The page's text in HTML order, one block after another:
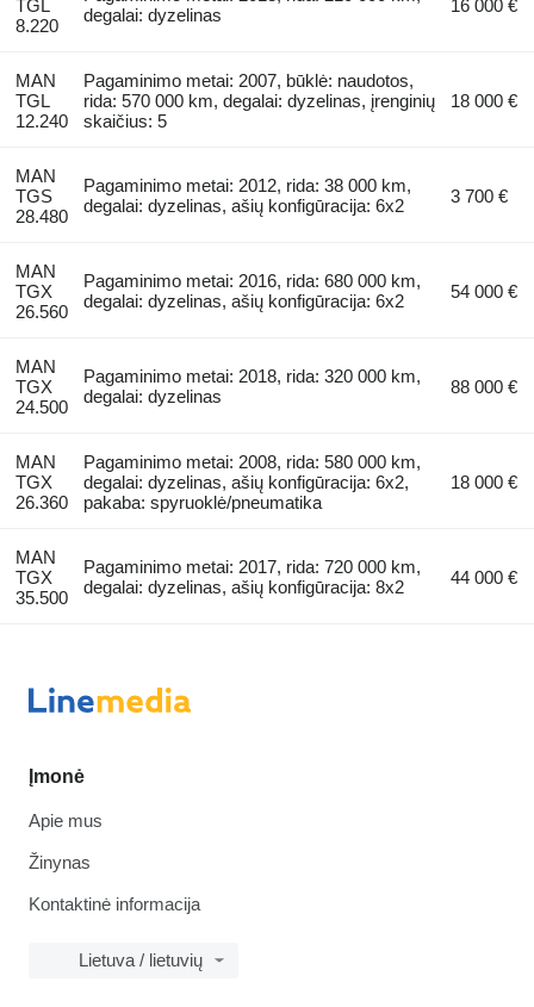
TGL
8.220
degalai: dyzelinas
16 000 €
MAN
TGL
12.240
Pagaminimo metai: 2007, būklė: naudotos,
rida: 570 000 km, degalai: dyzelinas, įrenginių
skaičius: 5
18 000 €
MAN
TGS
28.480
Pagaminimo metai: 2012, rida: 38 000 km,
degalai: dyzelinas, ašių konfigūracija: 6x2
3 700 €
MAN
TGX
26.560
Pagaminimo metai: 2016, rida: 680 000 km,
degalai: dyzelinas, ašių konfigūracija: 6x2
54 000 €
MAN
TGX
24.500
Pagaminimo metai: 2018, rida: 320 000 km,
degalai: dyzelinas
88 000 €
MAN
TGX
26.360
Pagaminimo metai: 2008, rida: 580 000 km,
degalai: dyzelinas, ašių konfigūracija: 6x2,
pakaba: spyruoklė/pneumatika
18 000 €
MAN
TGX
35.500
Pagaminimo metai: 2017, rida: 720 000 km,
degalai: dyzelinas, ašių konfigūracija: 8x2
44 000 €
Įmonė
Apie mus
Žinynas
Kontaktinė informacija
Lietuva / lietuvių